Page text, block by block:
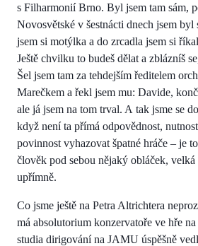
s Filharmonií Brno. Byl jsem tam sám,
Novosvětské v šestnácti dnech jsem byl
jsem si motýlka a do zrcadla jsem si
Ještě chvilku to budeš dělat a zblázníš
Šel jsem tam za tehdejším ředitelem
Marečkem a řekl jsem mu: Davide,
ale já jsem na tom trval. A tak jsme se
když není ta přímá odpovědnost,
povinnost vyhazovat špatné hráče – je
člověk pod sebou nějaký obláček, velká
upřímně.
Co jsme ještě na Petra Altrichtera
má absolutorium konzervatoře ve hře
studia dirigování na JAMU úspěšně